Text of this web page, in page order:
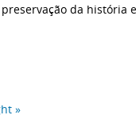
da
»